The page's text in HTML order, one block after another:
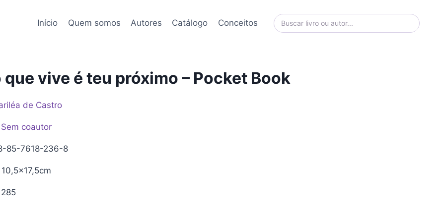
Início Quem somos Autores Catálogo Conceitos
que vive é teu próximo – Pocket Book
de Castro
Sem coautor
85-7618-236-8
10,5x17,5cm
285